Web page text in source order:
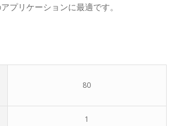
プリケーションに最適です。
80
1